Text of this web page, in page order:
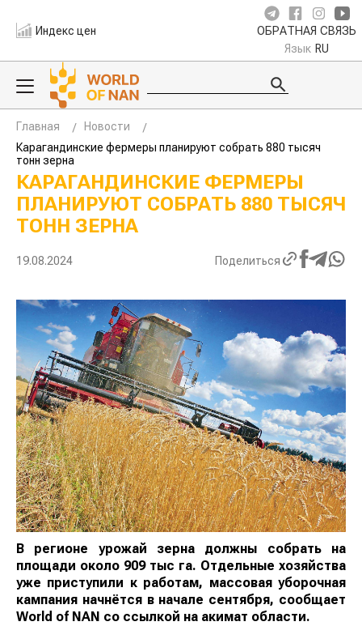
Индекс цен ОБРАТНАЯ СВЯЗЬ
Язык RU
Главная
Новости
Карагандинские фермеры планируют собрать 880 тысяч
тонн зерна
КАРАГАНДИНСКИЕ ФЕРМЕРЫ
ПЛАНИРУЮТ СОБРАТЬ 880 ТЫСЯЧ
ТОНН ЗЕРНА
19.08.2024 Поделиться
В регионе урожай зерна должны собрать на
площади около 909 тыс га. Отдельные хозяйства
уже приступили к работам, массовая уборочная
кампания начнётся в начале сентября, сообщает
World of NAN со ссылкой на акимат области.